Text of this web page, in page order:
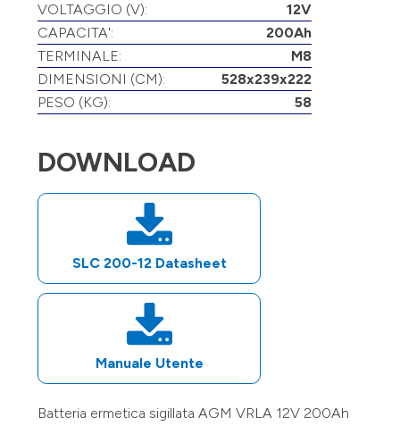
VOLTAGGIO (V):
12V
CAPACITA':
200Ah
TERMINALE:
M8
DIMENSIONI (CM):
528x239x222
PESO (KG):
58
DOWNLOAD
SLC 200-12Datasheet
Manuale Utente
Batteria ermetica sigillata AGM VRLA 12V 200Ah